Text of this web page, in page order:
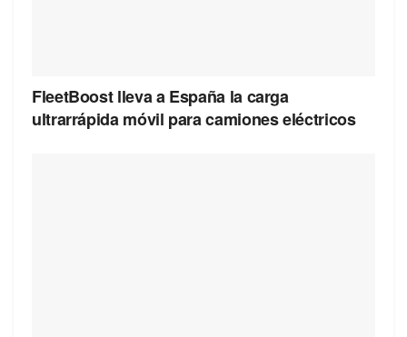
FleetBoost lleva a España la carga
ultrarrápida móvil para camiones eléctricos